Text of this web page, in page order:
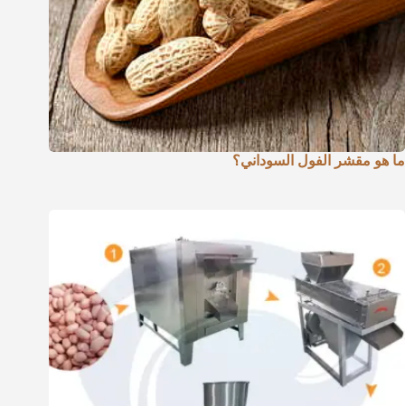
ما هو مقشر الفول السوداني؟